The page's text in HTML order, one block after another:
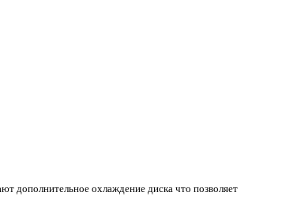
дополнительное охлаждение диска что позволяет